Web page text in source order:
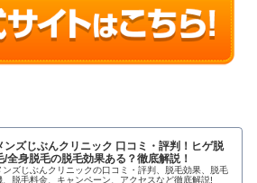
ンズじぶんクリニック 口コミ・評判！ヒゲ脱
/全身脱毛の脱毛効果ある？徹底解説！
ンズじぶんクリニックの口コミ・評判、脱毛効果、脱毛
、脱毛料金、キャンペーン、アクセスなど徹底解説!